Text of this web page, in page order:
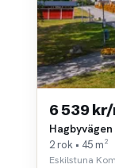
6 539
Hagbyvägen
2 rok • 45 m²
Eskilstuna